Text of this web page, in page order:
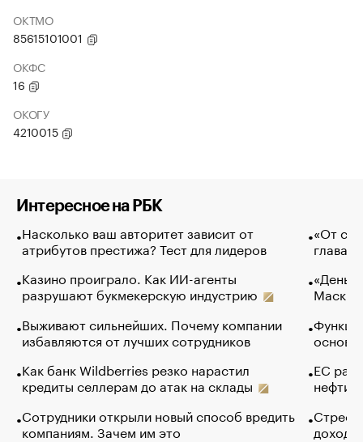
ОКТМО
85615101001
ОКФС
16
ОКОГУ
4210015
Интересное на РБК
Насколько ваш авторитет зависит от
атрибутов престижа? Тест для лидеров
Казино проиграло. Как ИИ-агенты
разрушают букмекерскую индустрию
Выживают сильнейших. Почему компании
избавляются от лучших сотрудников
Как банк Wildberries резко нарастил
кредиты селлерам до атак на склады
Сотрудники открыли новый способ вредить
компаниям. Зачем им это
«От
глава
Маск в
основ
ЕС
нефти